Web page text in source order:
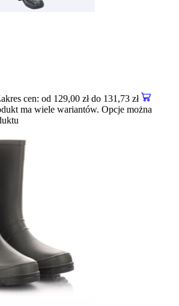
cen: od 129,00 zł do 131,73 zł
ma wiele wariantów. Opcje można